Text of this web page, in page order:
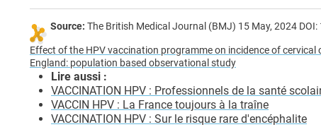
Source: The British Medical Journal (BMJ) 15 May, 2024
Effect of the HPV vaccination programme on incidence of
England: population based observational study
Lire aussi :
VACCINATION HPV : Professionnels de la santé
VACCIN HPV : La France toujours à la traîne
VACCINATION HPV : Sur le risque rare d'encéphalite